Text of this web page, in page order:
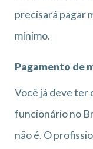
precisará pagar
mínimo.
Pagamento de
Você já deve ter
funcionário no
não é. O